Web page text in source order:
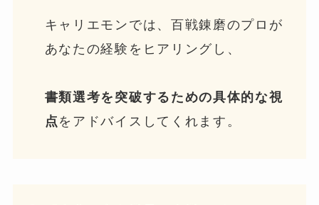
キャリエモンでは、百戦錬磨のプロが
あなたの経験をヒアリングし、
書類選考を突破するための具体的な視
点 をアドバイスしてくれます。